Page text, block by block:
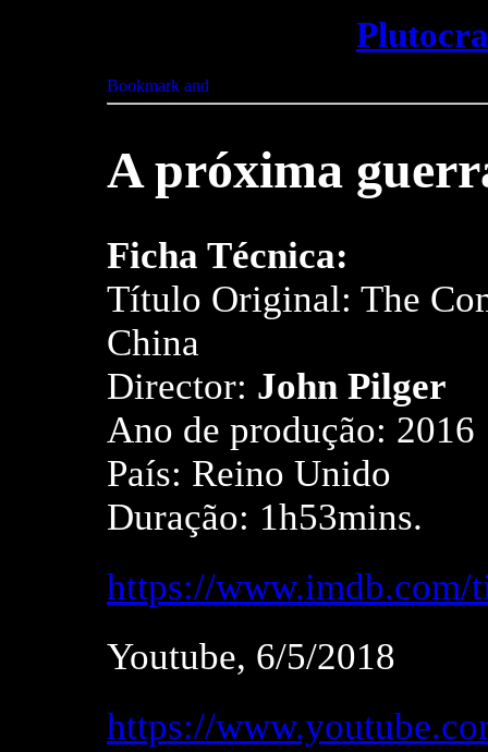
A próxima
Ficha Técnica:
Título Original: The
China
Director: John Pilger
Ano de produção: 2016
País: Reino Unido
Duração: 1h53mins.
https://www.imdb.com/
Youtube, 6/5/2018
https://